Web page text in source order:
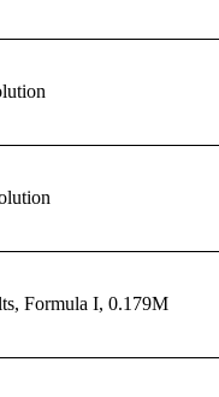
Formula I, 0.179M